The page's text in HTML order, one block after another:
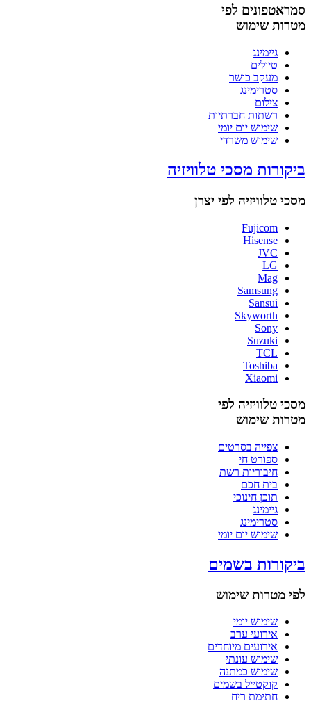
סמראטפונים לפי
מטרות שימוש
גיימינג
טיולים
מעקב כושר
סטרימינג
צילום
רשתות חברתיות
שימוש יום יומי
שימוש משרדי
ביקורות מסכי טלוויזיה
מסכי טלוויזיה לפי יצרן
Fujicom
Hisense
JVC
LG
Mag
Samsung
Sansui
Skyworth
Sony
Suzuki
TCL
Toshiba
Xiaomi
מסכי טלוויזיה לפי
מטרות שימוש
צפייה בסרטים
ספורט חי
חיבוריות רשת
בית חכם
תוכן חינוכי
גיימינג
סטרימינג
שימוש יום יומי
ביקורות בשמים
לפי מטרות שימוש
שימוש יומי
אירועי ערב
אירועים מיוחדים
שימוש עונתי
שימוש כמתנה
קוקטייל בשמים
חתימת ריח